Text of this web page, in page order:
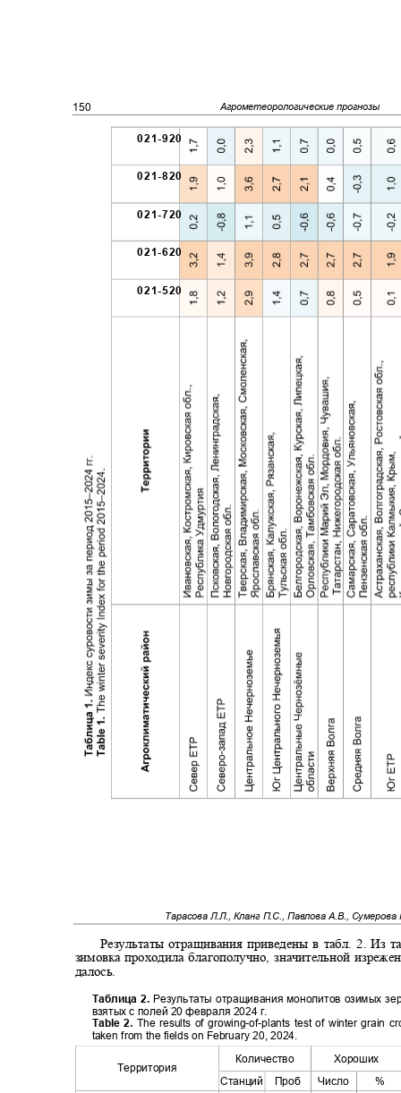
Агрометеорологические прогнозы
150
0 2 1 - 9 2 0
0 2 1 - 8 2 0
0 2 1 - 7 2 0
0 2 1 - 6 2 0
0 2 1 - 5 2 0
Тарасова Л.Л., Кланг П.С., Павлова А.В., Сумерова
Результаты отращивания приведены в табл. 2.Из
зимовка проходила благополучно, значительной
далось.
Таблица 2. Результаты отращивания монолитов озимых
взятых с полей 20 февраля 2024 г.
Table 2. The results of growing-of-plants test of winter grain
taken from the fields on February 20, 2024.
Количество
Хороших
Число
Территория
Станций Проб
%